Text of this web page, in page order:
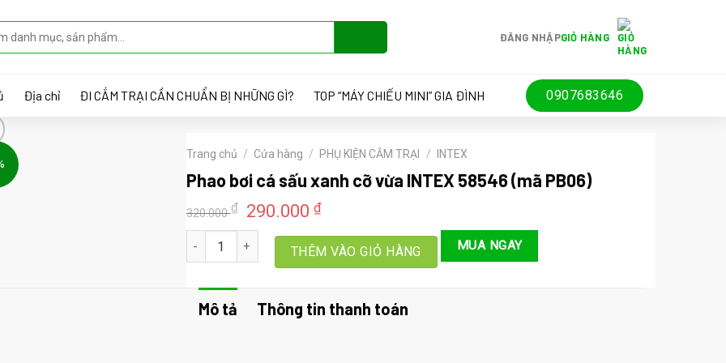
ĐĂNG NHẬPGIỎ HÀNG
Địa chỉ ĐI CẮM TRẠI CẦN CHUẨN BỊ NHỮNG GÌ? TOP “MÁY CHIẾU MINI” GIA ĐÌNH 0907683646
Trang chủ / Cửa hàng / PHỤ KIỆN CẮM TRẠI / INTEX
Phao bơi cá sấu xanh cỡ vừa INTEX 58546 (mã PB06)
320.000₫
Giá
gốc
là:
320.000 ₫.
290.000₫Giá
tại
là:
Phao bơi cá sấu xanh cỡ vừa INTEX 58546 (mã PB06) số lượng
THÊM VÀO GIỎ HÀNG MUA NGAY
Mô tả Thông tin thanh toán